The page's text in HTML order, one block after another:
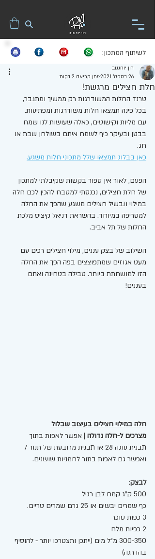
לשיתוף המתכון:
חלת חצילים מרגשת!
רון יוחננוב
26 בספט׳ 2021
זמן קריאה 2 דקות
טרנד החלות המשודרגות רק ממשיך ומתגבר,
בכל פינה תמצאו חלות משודרגות ומפתיעות.
עם מליות וקישוטים, כאלה שעושות לנו שמח
בבטן ובעיקר כיף לשמח איתם בשולחן שבת או
חג.
כאן בבלוג תמצאו שלל מתכוני חלות משגע.
הפעם, לאור אין ספור בקשות שקיבלתי למתכון
של חלת חצילים, נכנסתי למטבח להכין לכם חלה
במילוי תבשיל חצילים משגע שהפך את החלה
למטריפה במיוחד. בהשראת דניאל קיציס מלכת
החלות של תל אביב.
השילוב של בצק עננים, מילוי חצילים רכים עם
מעט אגוזים שמתפוצצים בפה הפך את החלה
הזו למושחתת ביותר. טבילה בטחינה ואתם
בעננים!
חלה במילוי חצילים בעיצוב שבלול
מצרכים ל-חלה גדולה | אפשר לאפות בתוך
תבנית עוגה 28 או תבנית מרובעת של תנור /
ואפשר גם לאפות בתור לחמניות שושנים.
לבצק:
500 ק"ג קמח לבן רגיל
כף שמרים יבשים או 25 גרם שמרים טריים.
3 כפות סוכר
2 כפיות מלח
300-350 מ"ל מים (ייתכן ותצטרכו יותר - להוסיף
בהדרגה)